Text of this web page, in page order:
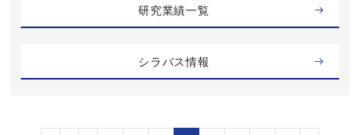
研究業績一覧
シラバス情報